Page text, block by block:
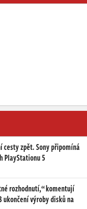
cesty zpět. Sony připomíná
PlayStationu 5
rozhodnutí,“ komentují
ukončení výroby disků na